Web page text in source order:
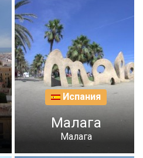
Испания
Малага
Малага